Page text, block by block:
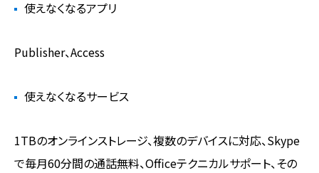
使えなくなるアプリ
Publisher、Access
使えなくなるサービス
1TBのオンラインストレージ、複数のデバイスに対応、Skype
で毎月60分間の通話無料、Officeテクニカルサポート、その